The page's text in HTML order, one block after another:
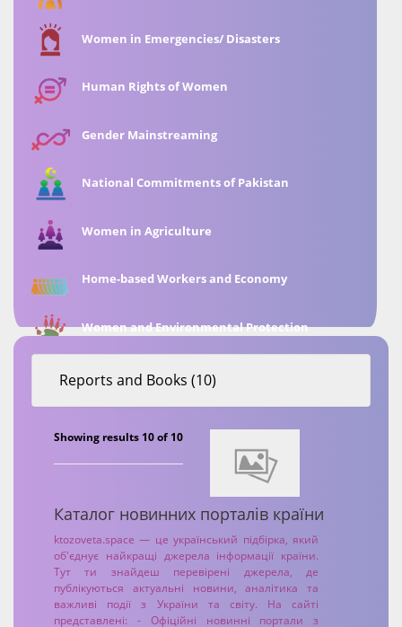
Women in Emergencies/ Disasters
Human Rights of Women
Gender Mainstreaming
National Commitments of Pakistan
Women in Agriculture
Home-based Workers and Economy
Women and Environmental Protection
Reports and Books (10)
Showing results 10 of 10
Каталог новинних порталів країни
ktozoveta.space — це український підбірка, який
об'єднує найкращі джерела інформації країни.
Тут ти знайдеш перевірені джерела, де
публікуються актуальні новини, аналітика та
важливі події з України та світу. На сайті
представлені: - Офіційні новинні портали з